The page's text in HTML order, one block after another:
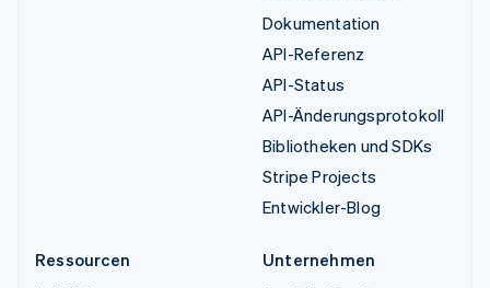
Dokumentation
API-Referenz
API-Status
API-Änderungsprotokoll
Bibliotheken und SDKs
Stripe Projects
Entwickler-Blog
Ressourcen
Unternehmen